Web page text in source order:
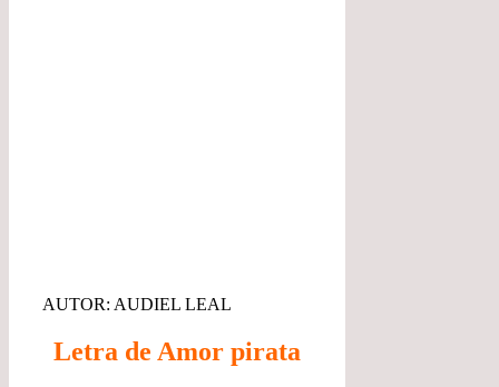
AUTOR: AUDIEL LEAL
Letra de Amor pirata